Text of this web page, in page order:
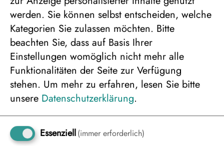
gewünschte
Zusatzleistung
Inkludierter Sammeltransfer Flughafen Oslo –
Hotel in Oslo
0 €
werden. Sie können selbst entscheiden, welche
Kategorien Sie zulassen möchten. Bitte
beachten Sie, dass auf Basis Ihrer
Einstellungen womöglich nicht mehr alle
Funktionalitäten der Seite zur Verfügung
stehen. Um mehr zu erfahren, lesen Sie bitte
unsere Datenschutzerklärung.
Essenziell(immer erforderlich)